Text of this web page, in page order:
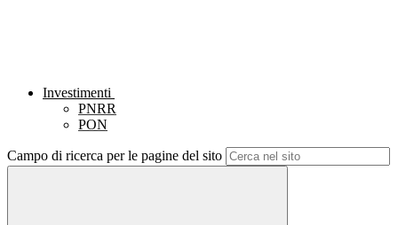
Investimenti
PNRR
PON
Campo di ricerca per le pagine del sito